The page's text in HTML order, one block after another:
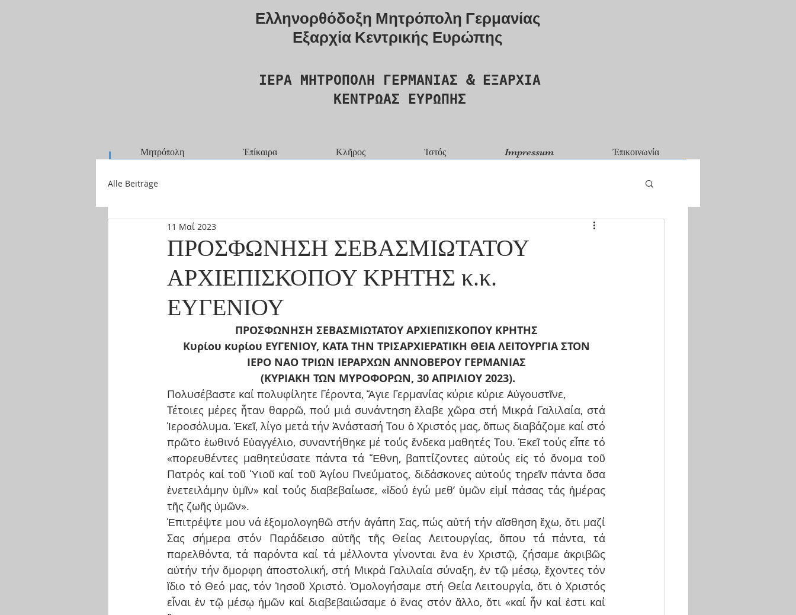
Ελληνορθόδοξη Μητρόπολη Γερμανίας
Εξαρχία Κεντρικής Ευρώπης
ΙΕΡΑ ΜΗΤΡΟΠΟΛΗ ΓΕΡΜΑΝΙΑΣ & ΕΞΑΡΧΙΑ
ΚΕΝΤΡΩΑΣ ΕΥΡΩΠΗΣ
Μητρόπολη Ἐπίκαιρα Κλῆρος Ἰστός Impressum Ἐπικοινωνία
Alle Beiträge
ΠΡΟΣΦΩΝΗΣΗ ΣΕΒΑΣΜΙΩΤΑΤΟΥ
ΑΡΧΙΕΠΙΣΚΟΠΟΥ ΚΡΗΤΗΣ κ.κ.
ΕΥΓΕΝΙΟΥ
11 Μαΐ 2023
ΠΡΟΣΦΩΝΗΣΗ ΣΕΒΑΣΜΙΩΤΑΤΟΥ ΑΡΧΙΕΠΙΣΚΟΠΟΥ ΚΡΗΤΗΣ
ΙΕΡΟ ΝΑΟ ΤΡΙΩΝ ΙΕΡΑΡΧΩΝ ΑΝΝΟΒΕΡΟΥ ΓΕΡΜΑΝΙΑΣ
(ΚΥΡΙΑΚΗ ΤΩΝ ΜΥΡΟΦΟΡΩΝ, 30 ΑΠΡΙΛΙΟΥ 2023).
Πολυσέβαστε καί πολυφίλητε Γέροντα, Ἅγιε Γερμανίας κύριε κύριε Αὐγουστῖνε,
Τέτοιες μέρες ἦταν θαρρῶ, πού μιά συνάντηση ἔλαβε χῶρα στή Μικρά Γαλιλαία, στά
Ἱεροσόλυμα. Ἐκεῖ, λίγο μετά τήν Ἀνάστασή Του ὁ Χριστός μας, ὅπως διαβάζομε καί στό
πρῶτο ἑωθινό Εὐαγγέλιο, συναντήθηκε μέ τούς ἕνδεκα μαθητές Του. Ἐκεῖ τούς εἶπε τό
«πορευθέντες μαθητεύσατε πάντα τά Ἔθνη, βαπτίζοντες αὐτούς εἰς τό ὄνομα τοῦ
Πατρός καί τοῦ Ὑιοῦ καί τοῦ Ἁγίου Πνεύματος, διδάσκονες αὐτούς τηρεῖν πάντα ὅσα
ἐνετειλάμην ὑμῖν» καί τούς διαβεβαίωσε, «ἰδού ἐγώ μεθ’ ὑμῶν εἰμί πάσας τάς ἡμέρας
τῆς ζωῆς ὑμῶν».
Ἐπιτρέψτε μου νά ἐξομολογηθῶ στήν ἀγάπη Σας, πώς αὐτή τήν αἴσθηση ἔχω, ὅτι μαζί
Σας σήμερα στόν Παράδεισο αὐτῆς τῆς Θείας Λειτουργίας, ὅπου τά πάντα, τά
παρελθόντα, τά παρόντα καί τά μέλλοντα γίνονται ἕνα ἐν Χριστῷ, ζήσαμε ἀκριβῶς
αὐτήν τήν ὄμορφη ἀποστολική, στή Μικρά Γαλιλαία σύναξη, ἐν τῷ μέσῳ, ἔχοντες τόν
ἴδιο τό Θεό μας, τόν Ἰησοῦ Χριστό. Ὁμολογήσαμε στή Θεία Λειτουργία, ὅτι ὁ Χριστός
εἶναι ἐν τῷ μέσῳ ἡμῶν καί διαβεβαιώσαμε ὁ ἕνας στόν ἄλλο, ὅτι «καί ἦν καί ἐστι καί